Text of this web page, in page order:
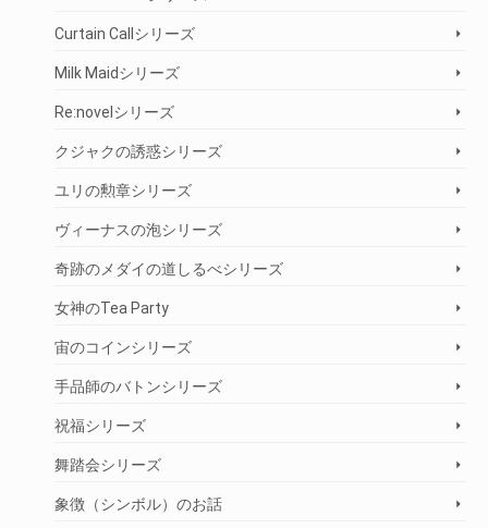
Curtain Callシリーズ
Milk Maidシリーズ
Re:novelシリーズ
クジャクの誘惑シリーズ
ユリの勲章シリーズ
ヴィーナスの泡シリーズ
奇跡のメダイの道しるべシリーズ
女神のTea Party
宙のコインシリーズ
手品師のバトンシリーズ
祝福シリーズ
舞踏会シリーズ
象徴（シンボル）のお話